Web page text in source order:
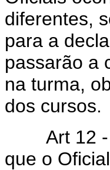
diferentes,
para a
passarão a
na turma,
dos cursos.
Art 12 -
que o